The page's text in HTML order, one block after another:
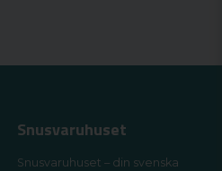
Snusvaruhuset
Snusvaruhuset – din svenska